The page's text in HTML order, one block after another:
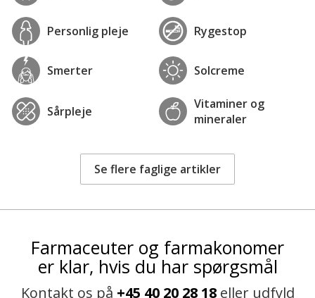
Personlig pleje Rygestop
Smerter Solcreme
Sårpleje
Vitaminer og
mineraler
Se flere faglige artikler
Farmaceuter og farmakonomer
er klar, hvis du har spørgsmål
Kontakt os på +45 40 20 28 18eller udfyld